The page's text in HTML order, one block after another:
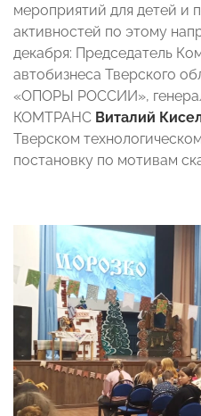
мероприятий для детей и
активностей по этому
декабря: Председатель
автобизнеса Тверского
«ОПОРЫ РОССИИ»,
КОМТРАНС Виталий
Тверском
постановку по мотивам